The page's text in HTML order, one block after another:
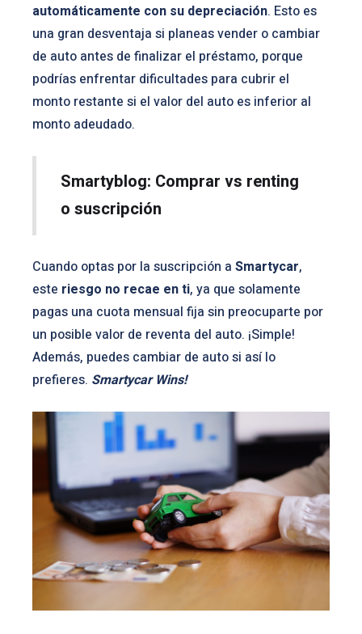
automáticamente con su depreciación. Esto es
una gran desventaja si planeas vender o cambiar
de auto antes de finalizar el préstamo, porque
podrías enfrentar dificultades para cubrir el
monto restante si el valor del auto es inferior al
monto adeudado.
Smartyblog: Comprar vs renting
o suscripción
Cuando optas por la suscripción a Smartycar,
este riesgo no recae en ti, ya que solamente
pagas una cuota mensual fija sin preocuparte por
un posible valor de reventa del auto. ¡Simple!
Además, puedes cambiar de auto si así lo
prefieres. Smartycar Wins!